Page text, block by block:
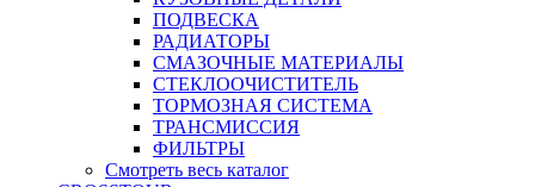
ПОДВЕСКА
РАДИАТОРЫ
СМАЗОЧНЫЕ МАТЕРИАЛЫ
СТЕКЛООЧИСТИТЕЛЬ
ТОРМОЗНАЯ СИСТЕМА
ТРАНСМИССИЯ
ФИЛЬТРЫ
Смотреть весь каталог